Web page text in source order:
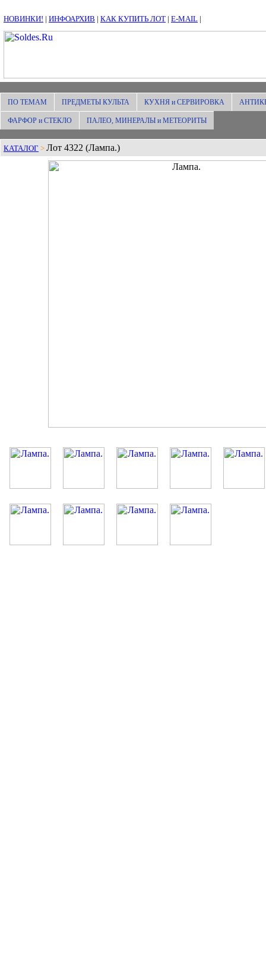
НОВИНКИ! | ИНФОАРХИВ | КАК КУПИТЬ ЛОТ | E-MAIL |
ПО ТЕМАМ ПРЕДМЕТЫ КУЛЬТА КУХНЯ и СЕРВИРОВКА
ФАРФОР и СТЕКЛО ПАЛЕО, МИНЕРАЛЫ и МЕТЕОРИТЫ
КАТАЛОГ > Лот 4322 (Лампа.)